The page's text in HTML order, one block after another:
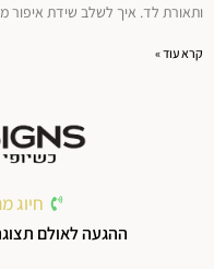
ותאורת לד. איך לשלב שידת איפור
קרא עוד »
חיוג מהיר –
ההגעה לאולם